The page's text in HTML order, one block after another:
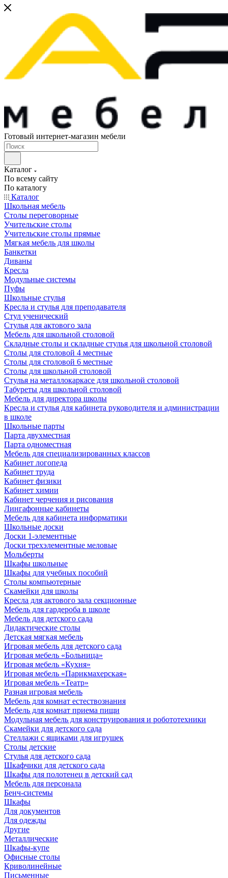
Готовый интернет-магазин мебели
Каталог
По всему сайту
По каталогу
Каталог
Школьная мебель
Столы переговорные
Учительские столы
Учительские столы прямые
Мягкая мебель для школы
Банкетки
Диваны
Кресла
Модульные системы
Пуфы
Школьные стулья
Кресла и стулья для преподавателя
Стул ученический
Стулья для актового зала
Мебель для школьной столовой
Складные столы и складные стулья для школьной столовой
Столы для столовой 4 местные
Столы для столовой 6 местные
Столы для школьной столовой
Стулья на металлокаркасе для школьной столовой
Табуреты для школьной столовой
Мебель для директора школы
Кресла и стулья для кабинета руководителя и администрации
в школе
Школьные парты
Парта двухместная
Парта одноместная
Мебель для специализированных классов
Кабинет логопеда
Кабинет труда
Кабинет физики
Кабинет химии
Кабинет черчения и рисования
Лингафонные кабинеты
Мебель для кабинета информатики
Школьные доски
Доски 1-элементные
Доски трехэлементные меловые
Мольберты
Шкафы школьные
Шкафы для учебных пособий
Столы компьютерные
Скамейки для школы
Кресла для актового зала секционные
Мебель для гардероба в школе
Мебель для детского сада
Дидактические столы
Детская мягкая мебель
Игровая мебель для детского сада
Игровая мебель «Больница»
Игровая мебель «Кухня»
Игровая мебель «Парикмахерская»
Игровая мебель «Театр»
Разная игровая мебель
Мебель для комнат естествознания
Мебель для комнат приема пищи
Модульная мебель для конструирования и робототехники
Скамейки для детского сада
Стеллажи с ящиками для игрушек
Столы детские
Стулья для детского сада
Шкафчики для детского сада
Шкафы для полотенец в детский сад
Мебель для персонала
Бенч-системы
Шкафы
Для документов
Для одежды
Другие
Металлические
Шкафы-купе
Офисные столы
Криволинейные
Письменные